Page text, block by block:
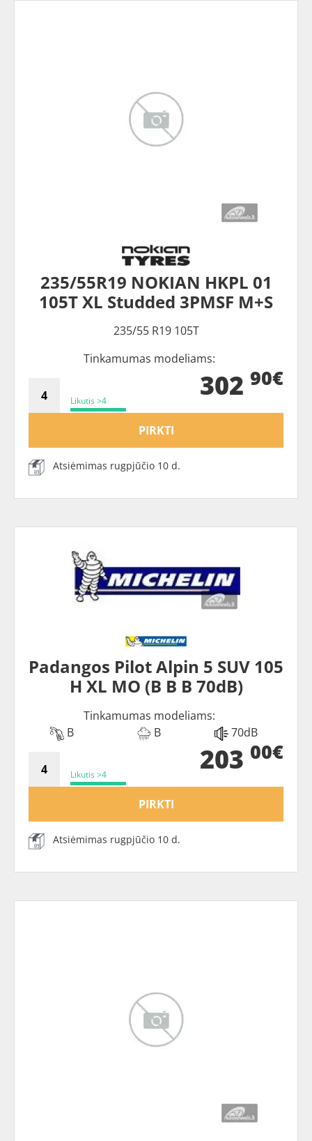
235/55R19 NOKIAN HKPL 01
105T XL Studded 3PMSF M+S
235/55 R19 105T
Tinkamumas modeliams:
Likutis >4 302 90€
PIRKTI
Atsiėmimas rugpjūčio 10 d.
Padangos Pilot Alpin 5 SUV 105
H XL MO (B B B 70dB)
Tinkamumas modeliams:
B
B 70dB
Likutis >4 203 00€
PIRKTI
Atsiėmimas rugpjūčio 10 d.